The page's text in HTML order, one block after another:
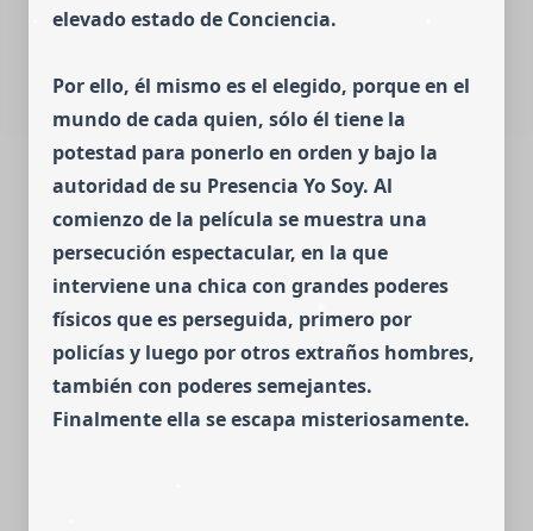
elevado estado de Conciencia.
Por ello, él mismo es el elegido, porque en el
mundo de cada quien, sólo él tiene la
potestad para ponerlo en orden y bajo la
autoridad de su Presencia Yo Soy. Al
comienzo de la película se muestra una
persecución espectacular, en la que
interviene una chica con grandes poderes
físicos que es perseguida, primero por
policías y luego por otros extraños hombres,
también con poderes semejantes.
Finalmente ella se escapa misteriosamente.